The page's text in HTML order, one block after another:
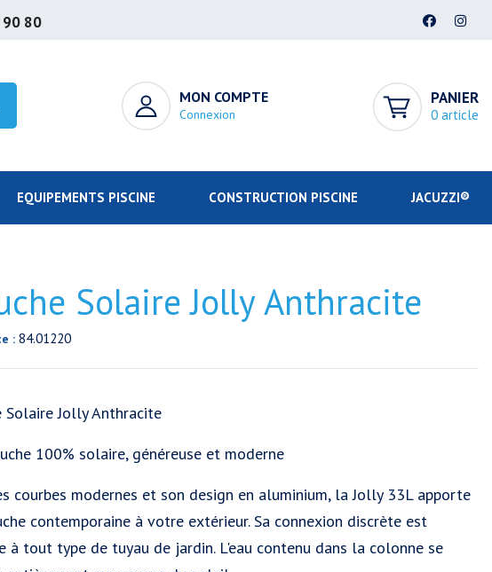
80
MON COMPTE
Connexion
PANIER
0 article
EQUIPEMENTS PISCINE CONSTRUCTION PISCINE JACUZZI®
Solaire Jolly Anthracite
: 84.01220
Solaire Jolly Anthracite
100% solaire, généreuse et moderne
courbes modernes et son design en aluminium, la Jolly 33L apporte
contemporaine à votre extérieur. Sa connexion discrète est
à tout type de tuyau de jardin. L'eau contenu dans la colonne se